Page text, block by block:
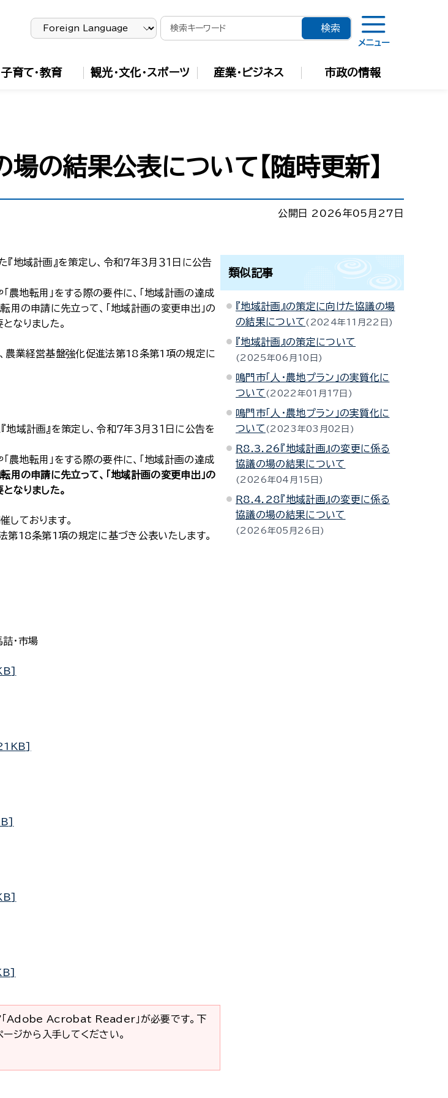
メニュー
子育て・教育 観光・文化・スポーツ 産業・ビジネス 市政の情報
の結果公表について【随時更新】
公開日 2026年05月27日
域計画』を策定し、令和７年３月３１日に公告
農地転用」をする際の要件に、「地域計画の達成
用の申請に先立って、「地域計画の変更申出」の
なりました。
農業経営基盤強化促進法第18条第1項の規定に
域計画』を策定し、令和７年３月３１日に公告を
農地転用」をする際の要件に、「地域計画の達成
用の申請に先立って、「地域計画の変更申出」の
なりました。
しております。
第18条第1項の規定に基づき公表いたします。
・市場
「Adobe Acrobat Reader」が必要です。下
から入手してください。
類似記事
『地域計画』の策定に向けた協議の場
の結果について
2024年11月22日
『地域計画』の策定について
2025年06月10日
鳴門市「人・農地プラン」の実質化に
ついて
2022年01月17日
鳴門市「人・農地プラン」の実質化に
ついて
2023年03月02日
Ｒ8.3.26『地域計画』の変更に係る
協議の場の結果について
2026年04月15日
Ｒ8.4.28『地域計画』の変更に係る
協議の場の結果について
2026年05月26日